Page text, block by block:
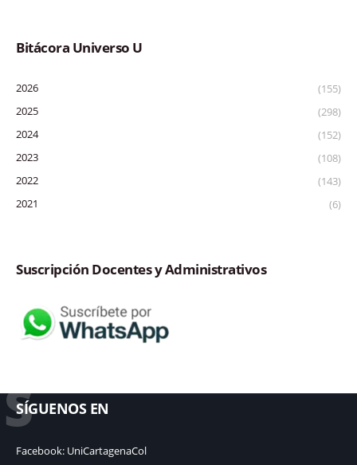
Bitácora Universo U
2026
(155)
2025
(298)
2024
(152)
2023
(108)
2022
(143)
2021
(6)
Suscripción Docentes y Administrativos
S
SÍGUENOS EN
Facebook: UniCartagenaCol